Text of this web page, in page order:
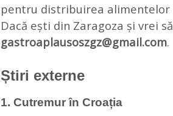
pentru distribuirea
Dacă ești din Zaragoza și vrei
gastroaplausoszgz@gmail.com.
Știri externe
1. Cutremur în Croația